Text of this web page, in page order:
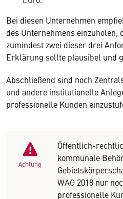
Bei diesen Unternehmen
des Unternehmens einzuholen,
zumindest zwei dieser drei
Erklärung sollte plausibel und
Abschließend sind noch
und andere institutionelle
professionelle Kunden
Achtung
Öffentlich-
kommunale
WAG 2018 nur
professionelle